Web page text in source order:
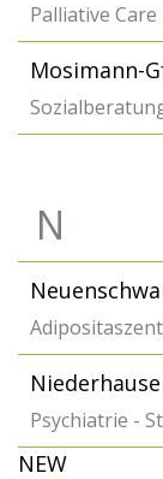
Palliative Care
Mosimann-
N
Psychiatrie -
NEW